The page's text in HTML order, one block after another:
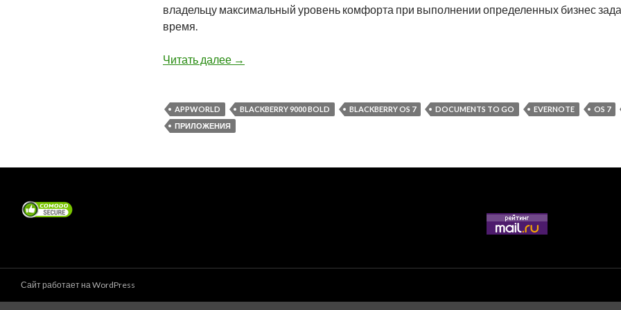
владельцу максимальный уровень комфорта при выполнении определенных бизнес
время.
Читать далее Рейтинг лучших бизнес приложений для смартфонов BlackBerry 9900 и не
→
APPWORLD BLACKBERRY 9000 BOLD BLACKBERRY OS 7 DOCUMENTS TO GO EVERNOTE OS 7
ПРИЛОЖЕНИЯ
Сайт работает на WordPress